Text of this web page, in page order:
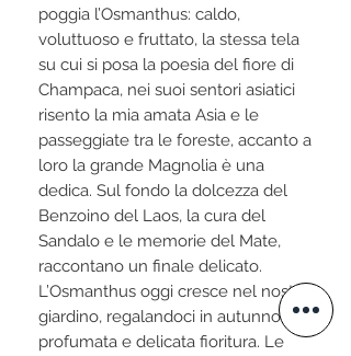
poggia l’Osmanthus: caldo,
voluttuoso e fruttato, la stessa tela
su cui si posa la poesia del fiore di
Champaca, nei suoi sentori asiatici
risento la mia amata Asia e le
passeggiate tra le foreste, accanto a
loro la grande Magnolia è una
dedica. Sul fondo la dolcezza del
Benzoino del Laos, la cura del
Sandalo e le memorie del Mate,
raccontano un finale delicato.
L’Osmanthus oggi cresce nel nostro
giardino, regalandoci in autunno una
profumata e delicata fioritura. Le